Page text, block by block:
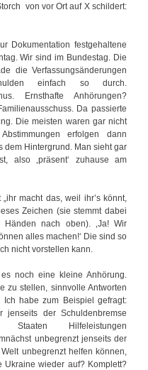
von vor Ort auf X schildert:
Dokumentation festgehaltene
Wir sind im Bundestag. Die
die Verfassungsänderungen
einfach so durch.
Ernsthafte Anhörungen?
Da passierte
Die meisten waren gar nicht
erfolgen dann
dem Hintergrund. Man sieht gar
also ‚präsent‘ zuhause am
macht das, weil ihr’s könnt,
Zeichen (sie stemmt dabei
nach oben). ‚Ja! Wir
alles machen!‘ Die sind so
nicht vorstellen kann.
noch eine kleine Anhörung.
zu stellen, sinnvolle Antworten
Ich habe zum Beispiel gefragt:
jenseits der Schuldenbremse
Staaten Hilfeleistungen
unbegrenzt jenseits der
unbegrenzt helfen können,
wieder auf? Komplett?